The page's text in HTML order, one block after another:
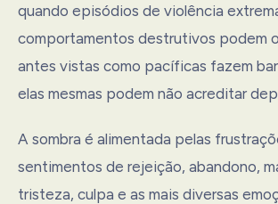
quando episódios de violência
comportamentos destrutivos podem
antes vistas como pacíficas fazem
elas mesmas podem não acreditar
A sombra é alimentada pelas
sentimentos de rejeição, abandono,
tristeza, culpa e as mais diversas